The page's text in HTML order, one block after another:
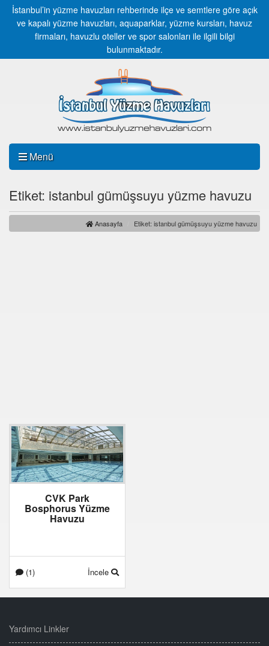
İstanbul’in yüzme havuzları rehberinde ilçe ve semtlere göre açık
ve kapalı yüzme havuzları, aquaparklar, yüzme kursları, havuz
firmaları, havuzlu oteller ve spor salonları ile ilgili bilgi
bulunmaktadır.
Menü
Etiket: istanbul gümüşsuyu yüzme havuzu
Anasayfa Etiket: istanbul gümüşsuyu yüzme havuzu
CVK Park
Bosphorus Yüzme
Havuzu
(1) İncele
Yardımcı Linkler